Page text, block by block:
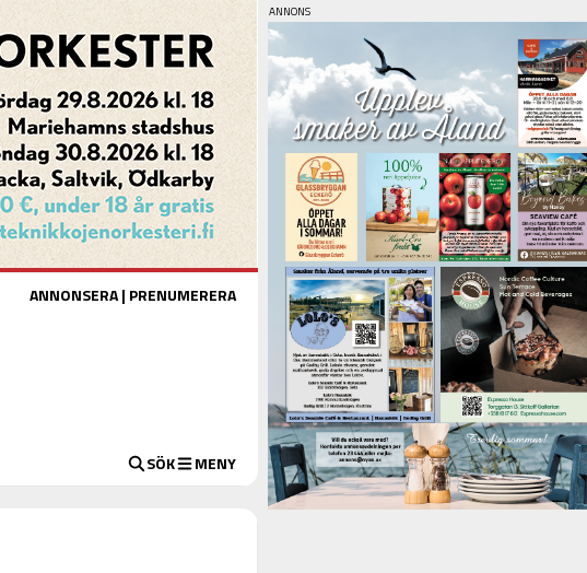
ANNONSERA| PRENUMERERA
SÖK MENY